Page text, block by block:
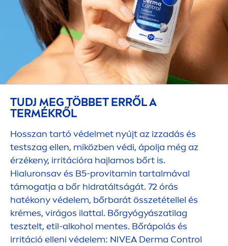
TUDJ MEG TÖBBET ERRŐL A
TERMÉKRŐL
Hosszan tartó védelmet nyújt az izzadás és
testszag ellen, miközben védi, ápolja még az
érzékeny, irritációra hajlamos bőrt is.
Hialuronsav és B5-provitamin tartalmával
támogatja a bőr hidratáltságát. 72 órás
hatékony védelem, bőrbarát összetétellel és
krémes, virágos ilattal. Bőrgyógyászatilag
tesztelt, etil-alkohol mentes. Bőrápolás és
irritáció elleni védelem: NIVEA Derma Control